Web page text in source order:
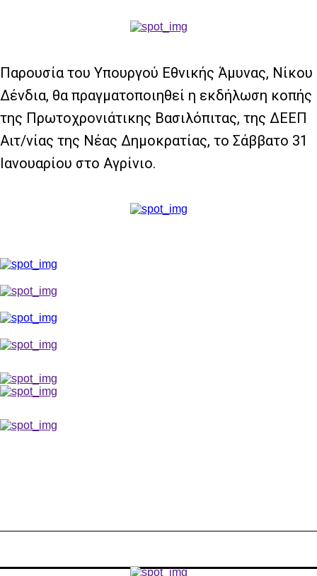
Παρουσία του Υπουργού Εθνικής Άμυνας, Νίκου
Δένδια, θα πραγματοποιηθεί η εκδήλωση κοπής
της Πρωτοχρονιάτικης Βασιλόπιτας, της ΔΕΕΠ
Αιτ/νίας της Νέας Δημοκρατίας, το Σάββατο 31
Ιανουαρίου στο Αγρίνιο.